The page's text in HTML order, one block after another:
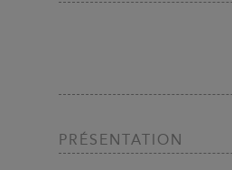
PRÉSENTATION